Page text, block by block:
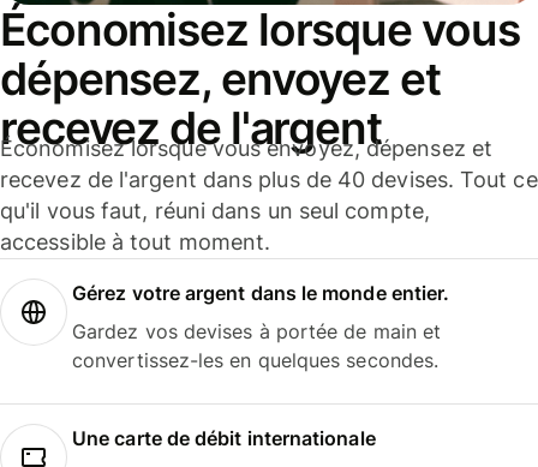
Économisez lorsque vous
dépensez, envoyez et
recevez de l'argent
Économisez lorsque vous envoyez, dépensez et
recevez de l'argent dans plus de 40 devises. Tout ce
qu'il vous faut, réuni dans un seul compte,
accessible à tout moment.
Gérez votre argent dans le monde entier.
Gardez vos devises à portée de main et
convertissez-les en quelques secondes.
Une carte de débit internationale